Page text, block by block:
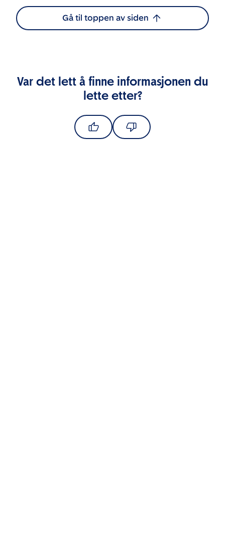
Gå til toppen av siden
Var det lett å finne informasjonen du
lette etter?